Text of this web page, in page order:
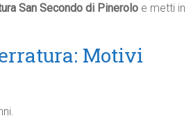
San Secondo di Pinerolo e metti in
Motivi